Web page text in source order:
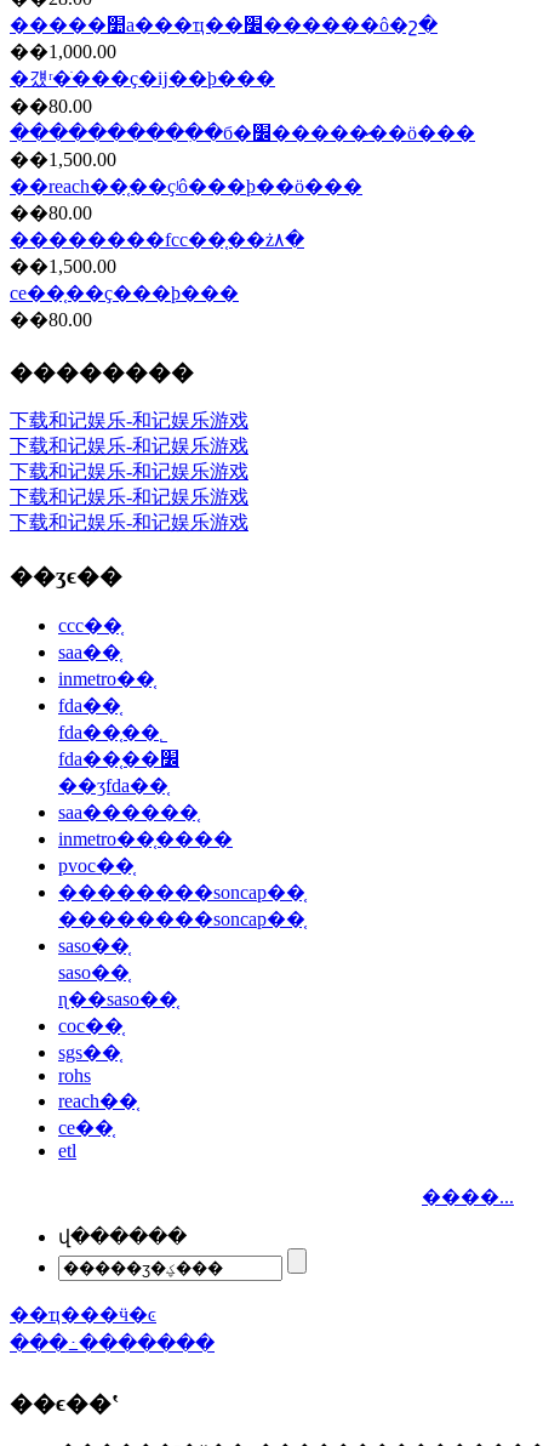
�����׺а���ҵ��׼������ô�շ�
��1,000.00
�걨ʳ�ֺ���ҫ�ĳ��ϸ���
��80.00
����������ִ�б�׼�����̷��ö���
��1,500.00
��reach��֤��ҫʲô���ϸ��ö���
��80.00
��������fcc��֤��ż۸�
��1,500.00
ce��֤��ҫ���ϸ���
��80.00
��������
下载和记娱乐-和记娱乐游戏
下载和记娱乐-和记娱乐游戏
下载和记娱乐-和记娱乐游戏
下载和记娱乐-和记娱乐游戏
下载和记娱乐-和记娱乐游戏
��ʒϵ��
ccc��֤
saa��֤
inmetro��֤
fda��֤
fda��֤��˾
fda��֤��׼
��ʒfda��֤
saa������֤
inmetro��֤����
pvoc��֤
��������soncap��֤
��������soncap��֤
saso��֤
saso��֤
ɳ��saso��֤
coc��֤
sgs��֤
rohs
reach��֤
ce��֤
etl
����...
վ������
��ҵ���ӵ�ͼ
���߸�������
��ϵ��ʽ